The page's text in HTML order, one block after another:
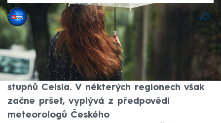
CNN Prima NEWS
17. dub 2026, 12:12
Převážně zatažený pracovní týden uzavírá
v pátek a v sobotu příjemné slunečné
počasí s nejvyššími teplotami okolo 20
stupňů Celsia. V některých regionech však
začne pršet, vyplývá z předpovědi
meteorologů Českého